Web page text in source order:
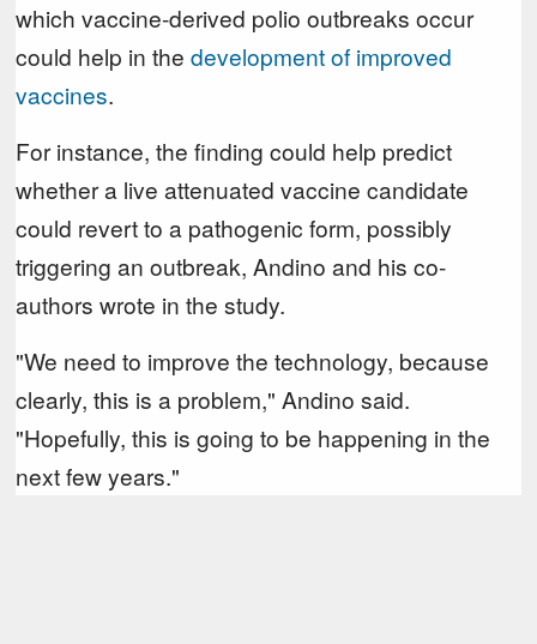
which vaccine-derived polio outbreaks occur
could help in thedevelopment of improved
vaccines.
For instance, the finding could help predict
whether a live attenuated vaccine candidate
could revert to a pathogenic form, possibly
triggering an outbreak, Andino and his co-
authors wrote in the study.
"We need to improve the technology, because
clearly, this is a problem," Andino said.
"Hopefully, this is going to be happening in the
next few years."